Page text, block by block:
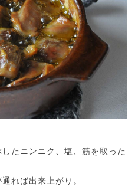
たニンニク、塩、筋を取った
れば出来上がり。